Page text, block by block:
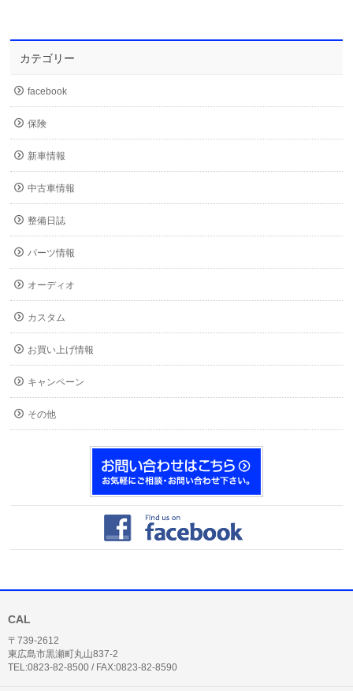
カテゴリー
facebook
保険
新車情報
中古車情報
整備日誌
パーツ情報
オーディオ
カスタム
お買い上げ情報
キャンペーン
その他
CAL
〒739-2612
東広島市黒瀬町丸山837-2
TEL:0823-82-8500 / FAX:0823-82-8590